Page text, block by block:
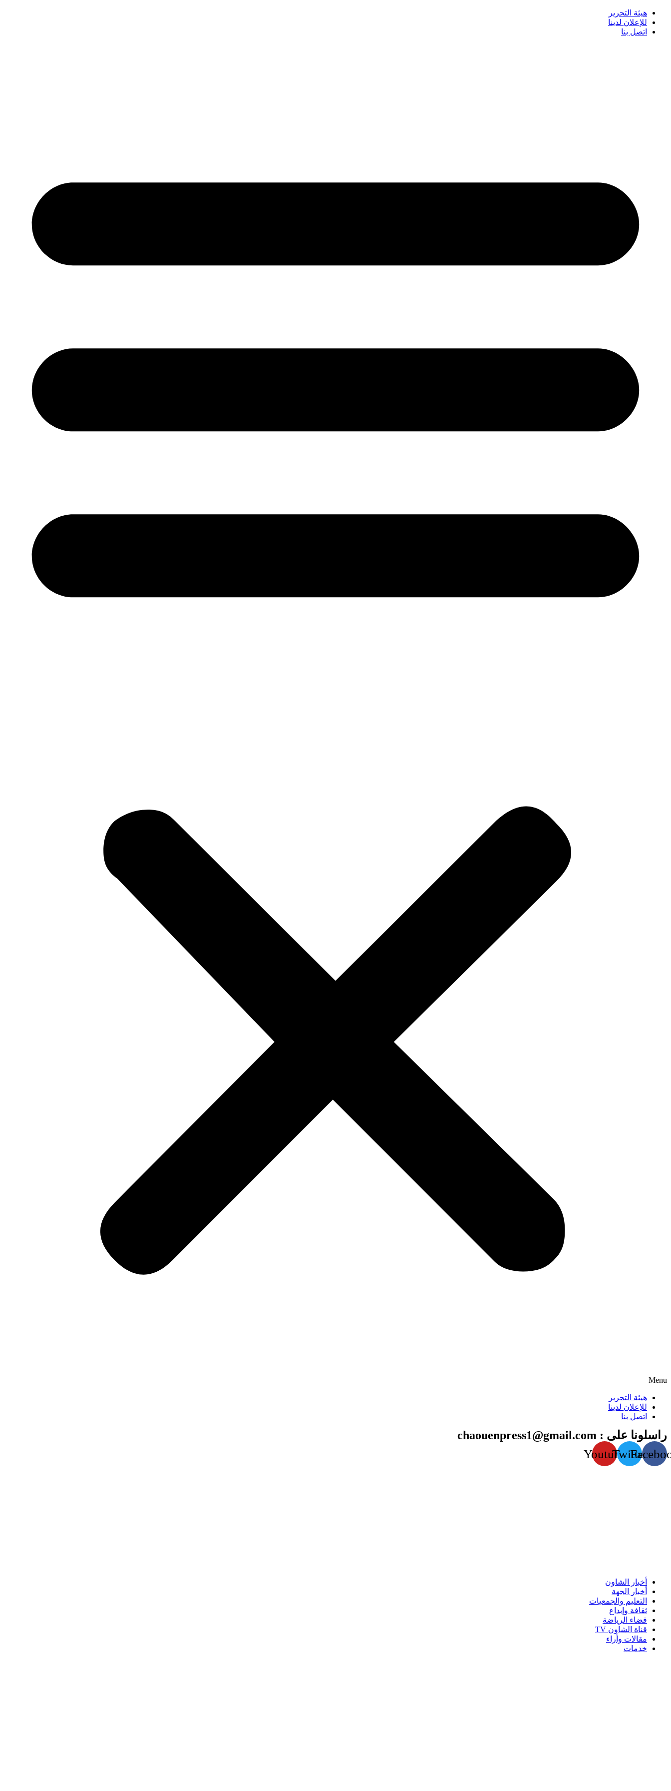
هيئة التحرير
للإعلان لدينا
اتصل بنا
Menu
هيئة التحرير
للإعلان لدينا
اتصل بنا
راسلونا على : chaouenpress1@gmail.com
Twitter
Youtube
أخبار الشاون
أخبار الجهة
التعليم والجمعيات
ثقافة وإبداع
فضاء الرياضة
قناة الشاون TV
مقالات وأراء
خدمات